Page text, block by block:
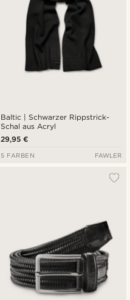
Baltic | Schwarzer Rippstrick-
Schal aus Acryl
29,95 €
5 FARBEN FAWLER